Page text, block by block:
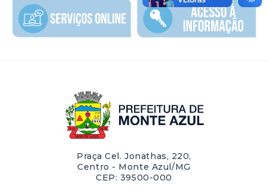
Praça Cel. Jonathas, 220,
Centro - Monte Azul/MG
CEP: 39500-000